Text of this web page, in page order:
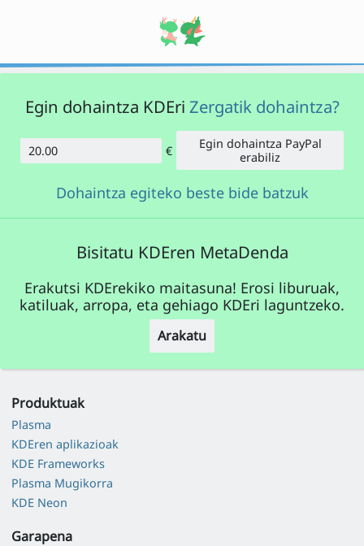
Egin dohaintza KDEri Zergatik dohaintza?
Kopurua
€
Egin dohaintza PayPal
erabiliz
Dohaintza egiteko beste bide batzuk
Bisitatu KDEren MetaDenda
Erakutsi KDErekiko maitasuna! Erosi liburuak,
katiluak, arropa, eta gehiago KDEri laguntzeko.
Arakatu
Produktuak
Plasma
KDEren aplikazioak
KDE Frameworks
Plasma Mugikorra
KDE Neon
Garapena